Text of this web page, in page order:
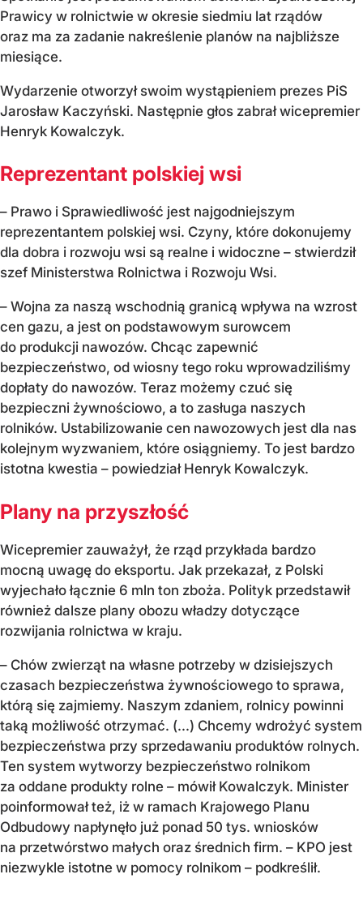
Prawicy w rolnictwie w okresie siedmiu lat rządów
oraz ma za zadanie nakreślenie planów na najbliższe
miesiące.
Wydarzenie otworzył swoim wystąpieniem prezes PiS
Jarosław Kaczyński. Następnie głos zabrał wicepremier
Henryk Kowalczyk.
Reprezentant polskiej wsi
– Prawo i Sprawiedliwość jest najgodniejszym
reprezentantem polskiej wsi. Czyny, które dokonujemy
dla dobra i rozwoju wsi są realne i widoczne – stwierdził
szef Ministerstwa Rolnictwa i Rozwoju Wsi.
– Wojna za naszą wschodnią granicą wpływa na wzrost
cen gazu, a jest on podstawowym surowcem
do produkcji nawozów. Chcąc zapewnić
bezpieczeństwo, od wiosny tego roku wprowadziliśmy
dopłaty do nawozów. Teraz możemy czuć się
bezpieczni żywnościowo, a to zasługa naszych
rolników. Ustabilizowanie cen nawozowych jest dla nas
kolejnym wyzwaniem, które osiągniemy. To jest bardzo
istotna kwestia – powiedział Henryk Kowalczyk.
Plany na przyszłość
Wicepremier zauważył, że rząd przykłada bardzo
mocną uwagę do eksportu. Jak przekazał, z Polski
wyjechało łącznie 6 mln ton zboża. Polityk przedstawił
również dalsze plany obozu władzy dotyczące
rozwijania rolnictwa w kraju.
– Chów zwierząt na własne potrzeby w dzisiejszych
czasach bezpieczeństwa żywnościowego to sprawa,
którą się zajmiemy. Naszym zdaniem, rolnicy powinni
taką możliwość otrzymać. (...) Chcemy wdrożyć system
bezpieczeństwa przy sprzedawaniu produktów rolnych.
Ten system wytworzy bezpieczeństwo rolnikom
za oddane produkty rolne – mówił Kowalczyk. Minister
poinformował też, iż w ramach Krajowego Planu
Odbudowy napłynęło już ponad 50 tys. wniosków
na przetwórstwo małych oraz średnich firm. – KPO jest
niezwykle istotne w pomocy rolnikom – podkreślił.